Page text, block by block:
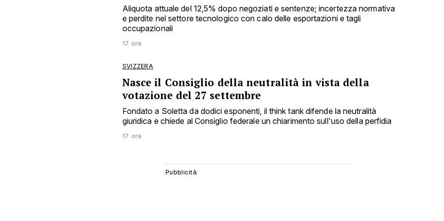
Aliquota attuale del 12,5% dopo negoziati e sentenze; incertezza normativa
e perdite nel settore tecnologico con calo delle esportazioni e tagli
occupazionali
17 ore
SVIZZERA
Nasce il Consiglio della neutralità in vista della
votazione del 27 settembre
Fondato a Soletta da dodici esponenti, il think tank difende la neutralità
giuridica e chiede al Consiglio federale un chiarimento sull'uso della perfidia
17 ore